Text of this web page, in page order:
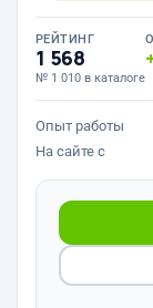
РЕЙТИНГ
1 568
№ 1 010 в каталоге
Опыт работы
На сайте с